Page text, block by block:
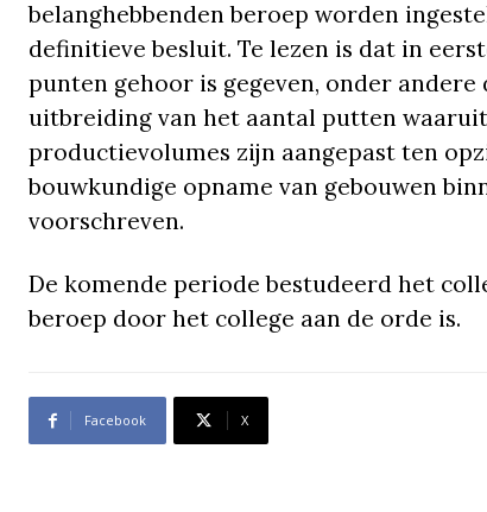
belanghebbenden beroep worden
definitieve besluit. Te lezen is dat in
punten gehoor is gegeven, onder
uitbreiding van het aantal putten
productievolumes zijn aangepast ten
bouwkundige opname van gebouwen
voorschreven.
De komende periode bestudeerd het
beroep door het college aan de orde is.
Facebook X